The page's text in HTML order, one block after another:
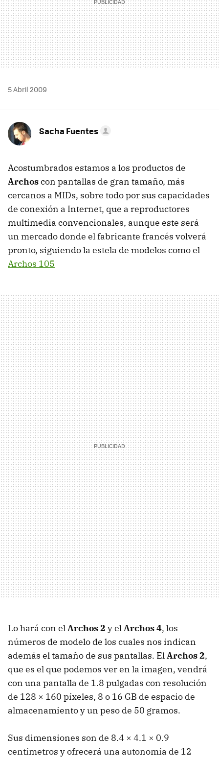
5 Abril 2009
Sacha Fuentes
Acostumbrados estamos a los productos de
Archoscon pantallas de gran tamaño, más
cercanos a MIDs, sobre todo por sus capacidades
de conexión a Internet, que a reproductores
multimedia convencionales, aunque este será
un mercado donde el fabricante francés volverá
pronto, siguiendo la estela de modelos como el
Archos 105
Lo hará con elArchos 2 y elArchos 4, los
números de modelo de los cuales nos indican
además el tamaño de sus pantallas. ElArchos 2,
que es el que podemos ver en la imagen, vendrá
con una pantalla de 1.8 pulgadas con resolución
de 128 × 160 píxeles, 8 o 16 GB de espacio de
almacenamiento y un peso de 50 gramos.
Sus dimensiones son de 8.4 × 4.1 × 0.9
centímetros y ofrecerá una autonomía de 12